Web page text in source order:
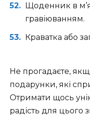
Щоденник в
гравіюванням.
Краватка або
Не прогадаєте,
подарунки, які
Отримати щось
радість для цього